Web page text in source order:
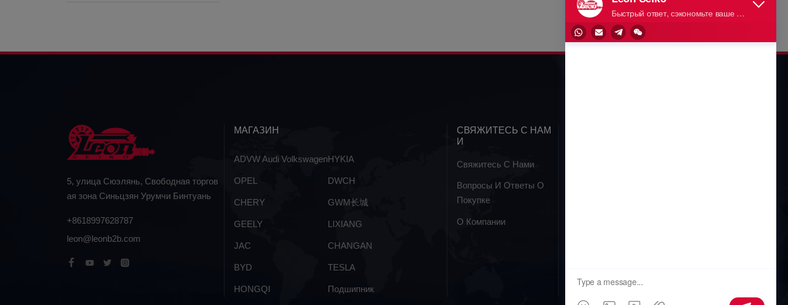
5, улица Сюэлянь, Свободная торгов
ая зона Синьцзян Урумчи Бинтуань
+8618997628787
leon@leonb2b.com
МАГАЗИН
ADVW Audi VolkswagenHYKIA
OPEL DWCH
CHERY GWM长城
GEELY LIXIANG
JAC CHANGAN
BYD TESLA
HONGQI Подшипник
СВЯЖИТЕСЬ С НАМ
И
Свяжитесь С Нами
Вопросы И Ответы О
Покупке
О Компании